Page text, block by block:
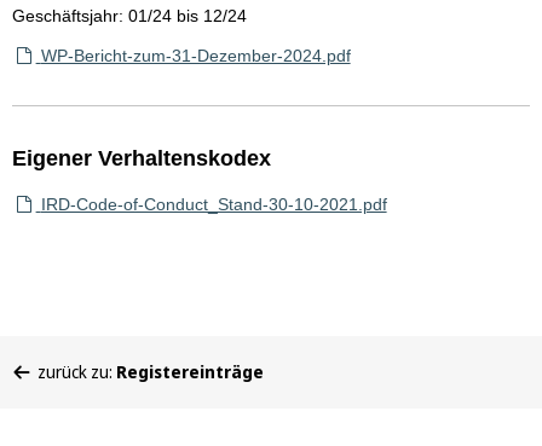
Geschäftsjahr: 01/24 bis 12/24
WP-Bericht-zum-31-Dezember-2024.pdf
Eigener Verhaltenskodex
IRD-Code-of-Conduct_Stand-30-10-2021.pdf
befinden
zurück zu: Registereinträge